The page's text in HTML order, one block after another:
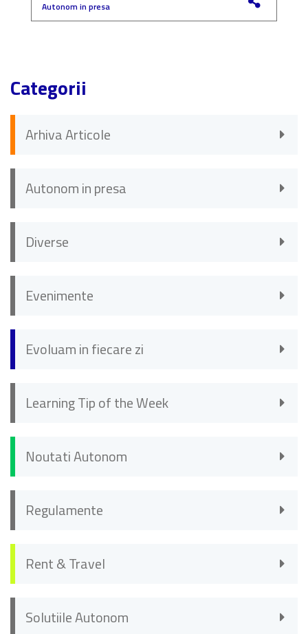
Autonom in presa
Categorii
Arhiva Articole
Autonom in presa
Diverse
Evenimente
Evoluam in fiecare zi
Learning Tip of the Week
Noutati Autonom
Regulamente
Rent & Travel
Solutiile Autonom